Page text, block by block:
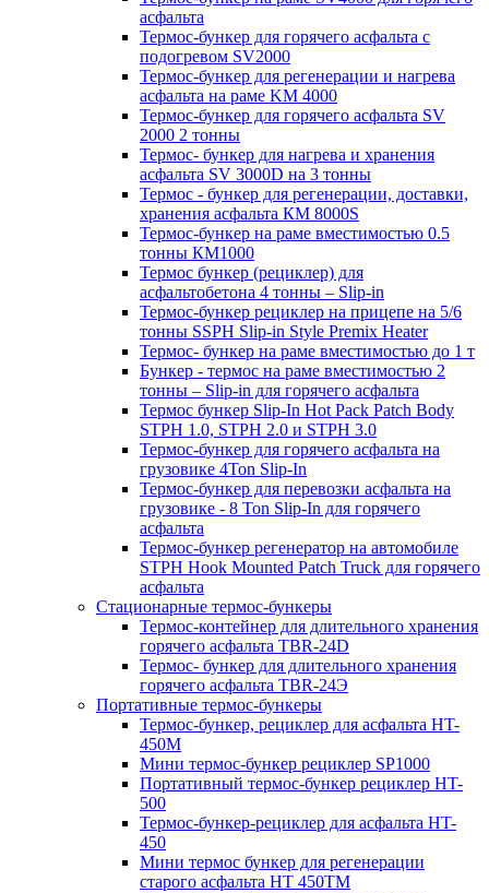
асфальта
Термос-бункер для горячего асфальта с
подогревом SV2000
Термос-бункер для регенерации и нагрева
асфальта на раме KM 4000
Термос-бункер для горячего асфальта SV
2000 2 тонны
Термос- бункер для нагрева и хранения
асфальта SV 3000D на 3 тонны
Термос - бункер для регенерации, доставки,
хранения асфальта КМ 8000S
Термос-бункер на раме вместимостью 0.5
тонны КМ1000
Термос бункер (рециклер) для
асфальтобетона 4 тонны – Slip-in
Термос-бункер рециклер на прицепе на 5/6
тонны SSPH Slip-in Style Premix Heater
Термос- бункер на раме вместимостью до 1 т
Бункер - термос на раме вместимостью 2
тонны – Slip-in для горячего асфальта
Термос бункер Slip-In Hot Pack Patch Body
STPH 1.0, STPH 2.0 и STPH 3.0
Термос-бункер для горячего асфальта на
грузовике 4Ton Slip-In
Термос-бункер для перевозки асфальта на
грузовике - 8 Ton Slip-In для горячего
асфальта
Термос-бункер регенератор на автомобиле
STPH Hook Mounted Patch Truck для горячего
асфальта
Стационарные термос-бункеры
Термос-контейнер для длительного хранения
горячего асфальта TBR-24D
Термос- бункер для длительного хранения
горячего асфальта TBR-24Э
Портативные термос-бункеры
Термос-бункер, рециклер для асфальта HT-
450M
Мини термос-бункер рециклер SP1000
Портативный термос-бункер рециклер HT-
500
Термос-бункер-рециклер для асфальта HT-
450
Мини термос бункер для регенерации
старого асфальта НТ 450ТМ